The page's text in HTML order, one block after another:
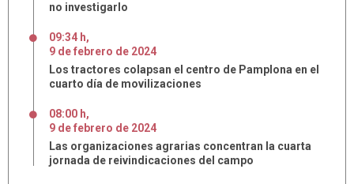
no investigarlo
09:34 h,
9 defebrero de 2024
Los tractores colapsan el centro de Pamplona en el
cuarto día de movilizaciones
08:00 h,
9 defebrero de 2024
Las organizaciones agrarias concentran la cuarta
jornada de reivindicaciones del campo